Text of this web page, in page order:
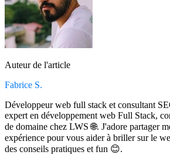
Auteur de l'article
Fabrice S.
Développeur web full stack et consultant
expert en développement web Full Stack,
de domaine chez LWS 🌐. J'adore partager
expérience pour vous aider à briller sur le
des conseils pratiques et fun 😊.